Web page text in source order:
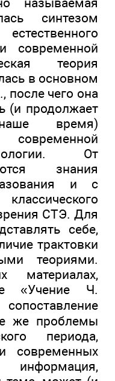
синтезом
современной
теория
в основном
после чего она
(и продолжает
время)
От
знания
и с
СТЭ. Для
себе,
трактовки
теориями.
материалах,
«Учение Ч.
же проблемы
периода,
современных
информация,